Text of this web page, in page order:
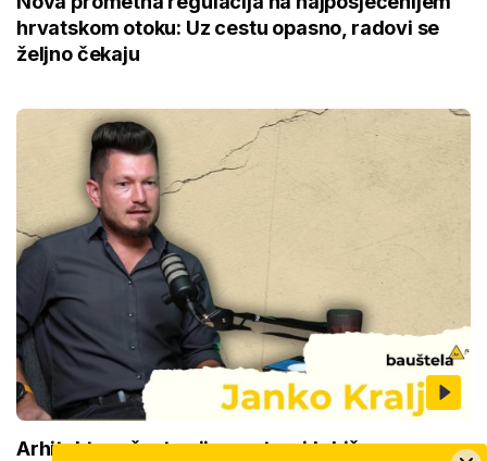
hrvatskom otoku: Uz cestu opasno, radovi se
željno čekaju
Arhitektura često nije na strani 'običnog